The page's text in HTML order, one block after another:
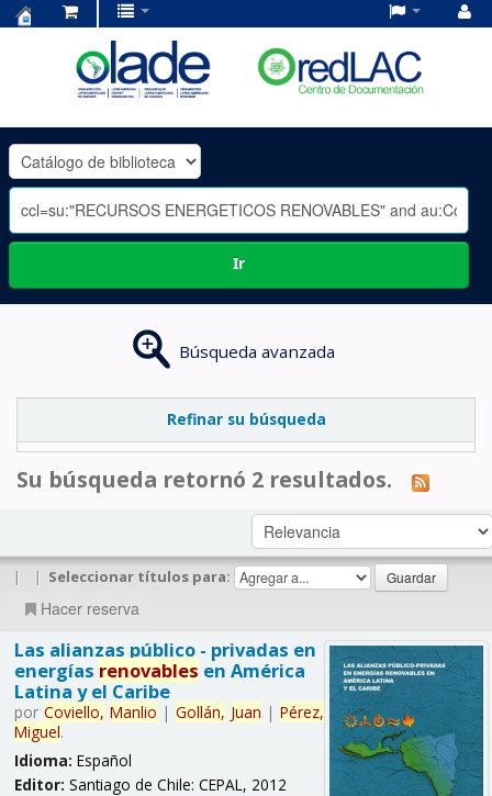
OLADE
-
Ir
Búsqueda avanzada
Refinar su búsqueda
Su búsqueda retornó 2 resultados.
| | Seleccionar títulos para:
Hacer reserva
Las alianzas público - privadas en
energías renovables en América
Latina y el Caribe
por Coviello, Manlio | Gollán, Juan | Pérez,
Miguel.
Idioma: Español
Editor: Santiago de Chile: CEPAL, 2012